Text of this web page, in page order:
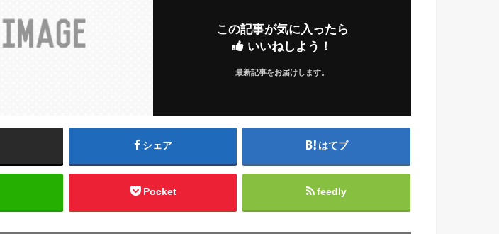
この記事が気に入ったら
いいねしよう！
最新記事をお届けします。
シェア はてブ
Pocket feedly